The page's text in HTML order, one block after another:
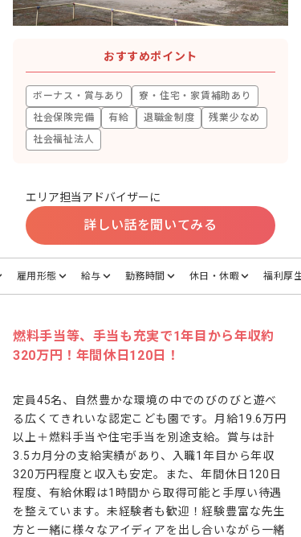
おすすめポイント
ボーナス・賞与あり
寮・住宅・家賃補助あり
社会保険完備
有給 退職金制度
残業少なめ
社会福祉法人
エリア担当アドバイザーに
詳しい話を聞いてみる
雇用形態 給与 勤務時間 休日・休暇 福利厚生
燃料手当等、手当も充実で1年目から年収約
320万円！年間休日120日！
定員45名、自然豊かな環境の中でのびのびと遊べ
る広くてきれいな認定こども園です。月給19.6万円
以上＋燃料手当や住宅手当を別途支給。賞与は計
3.5カ月分の支給実績があり、入職1年目から年収
320万円程度と収入も安定。また、年間休日120日
程度、有給休暇は1時間から取得可能と手厚い待遇
を整えています。未経験者も歓迎！経験豊富な先生
方と一緒に様々なアイディアを出し合いながら一緒